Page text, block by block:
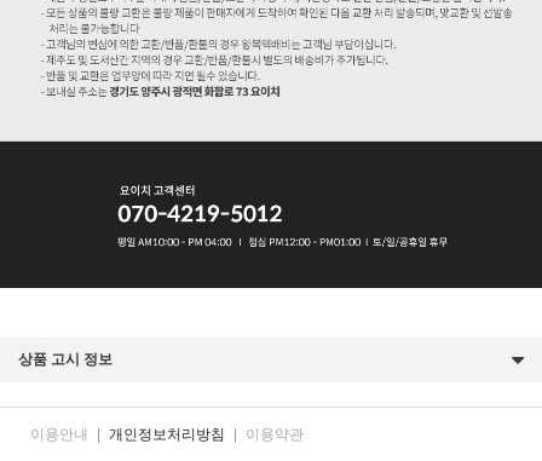
상품 고시 정보
이용안내 개인정보처리방침 이용약관